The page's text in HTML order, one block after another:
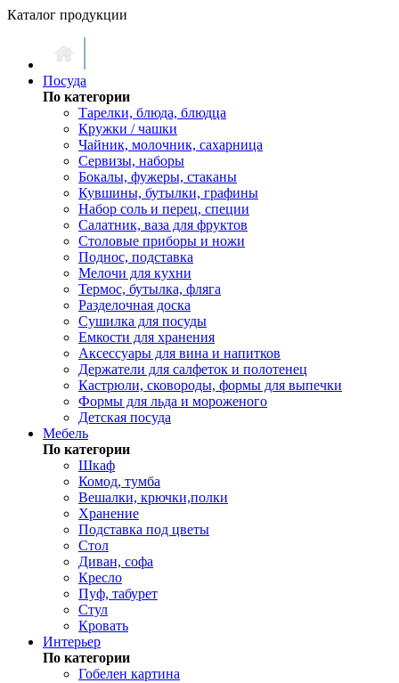
Каталог продукции
Посуда
По категории
Тарелки, блюда, блюдца
Кружки / чашки
Чайник, молочник, сахарница
Сервизы, наборы
Бокалы, фужеры, стаканы
Кувшины, бутылки, графины
Набор соль и перец, специи
Салатник, ваза для фруктов
Столовые приборы и ножи
Поднос, подставка
Мелочи для кухни
Термос, бутылка, фляга
Разделочная доска
Сушилка для посуды
Емкости для хранения
Аксессуары для вина и напитков
Держатели для салфеток и полотенец
Кастрюли, сковороды, формы для выпечки
Формы для льда и мороженого
Детская посуда
Мебель
По категории
Шкаф
Комод, тумба
Вешалки, крючки,полки
Хранение
Подставка под цветы
Стол
Диван, софа
Кресло
Пуф, табурет
Стул
Кровать
Интерьер
По категории
Гобелен картина